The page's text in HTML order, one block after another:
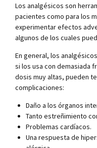
Los analgésicos son
pacientes como para los
experimentar efectos
algunos de los cuales
En general, los
si los usa con demasiada
dosis muy altas, pueden
complicaciones:
Daño a los órganos
Tanto estreñimiento
Problemas cardíacos.
Una respuesta de